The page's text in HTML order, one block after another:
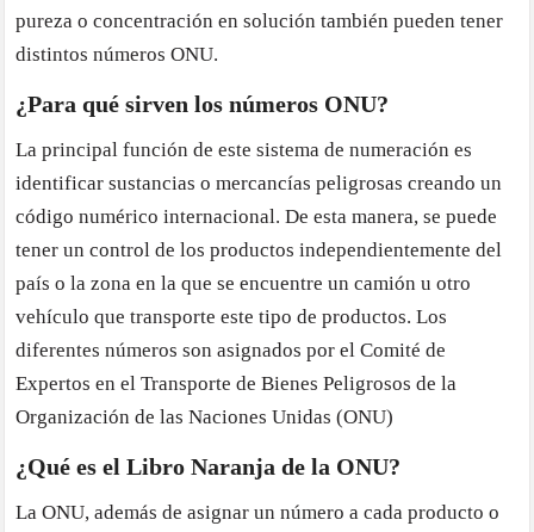
pureza o concentración en solución también pueden tener
distintos números ONU.
¿Para qué sirven los números ONU?
La principal función de este sistema de numeración es
identificar sustancias o mercancías peligrosas creando un
código numérico internacional. De esta manera, se puede
tener un control de los productos independientemente del
país o la zona en la que se encuentre un camión u otro
vehículo que transporte este tipo de productos. Los
diferentes números son asignados por el Comité de
Expertos en el Transporte de Bienes Peligrosos de la
Organización de las Naciones Unidas (ONU)
¿Qué es el Libro Naranja de la ONU?
La ONU, además de asignar un número a cada producto o